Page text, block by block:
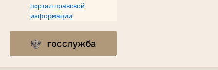
портал правовой
информации